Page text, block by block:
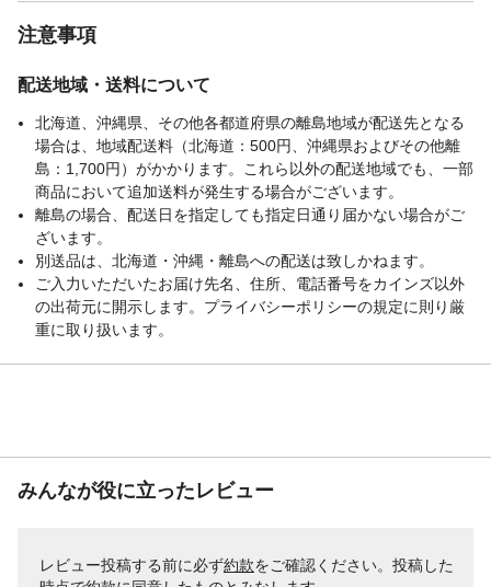
注意事項
配送地域・送料について
北海道、沖縄県、その他各都道府県の離島地域が配送先となる
場合は、地域配送料（北海道：500円、沖縄県およびその他離
島：1,700円）がかかります。これら以外の配送地域でも、一部
商品において追加送料が発生する場合がございます。
離島の場合、配送日を指定しても指定日通り届かない場合がご
ざいます。
別送品は、北海道・沖縄・離島への配送は致しかねます。
ご入力いただいたお届け先名、住所、電話番号をカインズ以外
の出荷元に開示します。プライバシーポリシーの規定に則り厳
重に取り扱います。
みんなが役に立ったレビュー
レビュー投稿する前に必ず約款をご確認ください。投稿した